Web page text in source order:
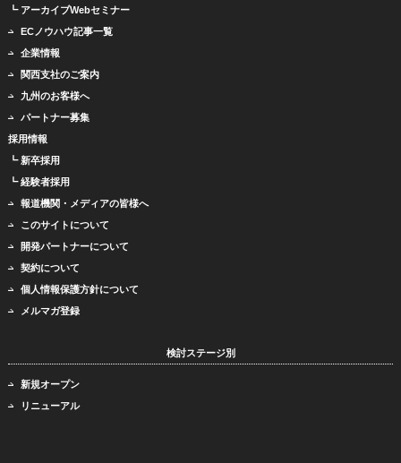
┗ アーカイブWebセミナー
ECノウハウ記事一覧
企業情報
関西支社のご案内
九州のお客様へ
パートナー募集
採用情報
┗ 新卒採用
┗ 経験者採用
報道機関・メディアの皆様へ
このサイトについて
開発パートナーについて
契約について
個人情報保護方針について
メルマガ登録
検討ステージ別
新規オープン
リニューアル